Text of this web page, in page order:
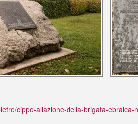
cippo-allazione-della-brigata-